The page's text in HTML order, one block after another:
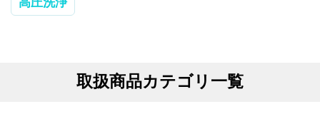
取扱商品カテゴリ一覧